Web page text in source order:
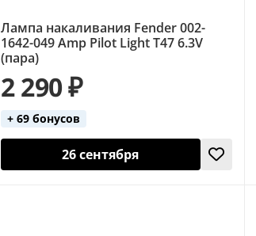
Лампа накаливания Fender 002-
1642-049 Amp Pilot Light T47 6.3V
(пара)
2 290 ₽
+ 69 бонусов
26 сентября